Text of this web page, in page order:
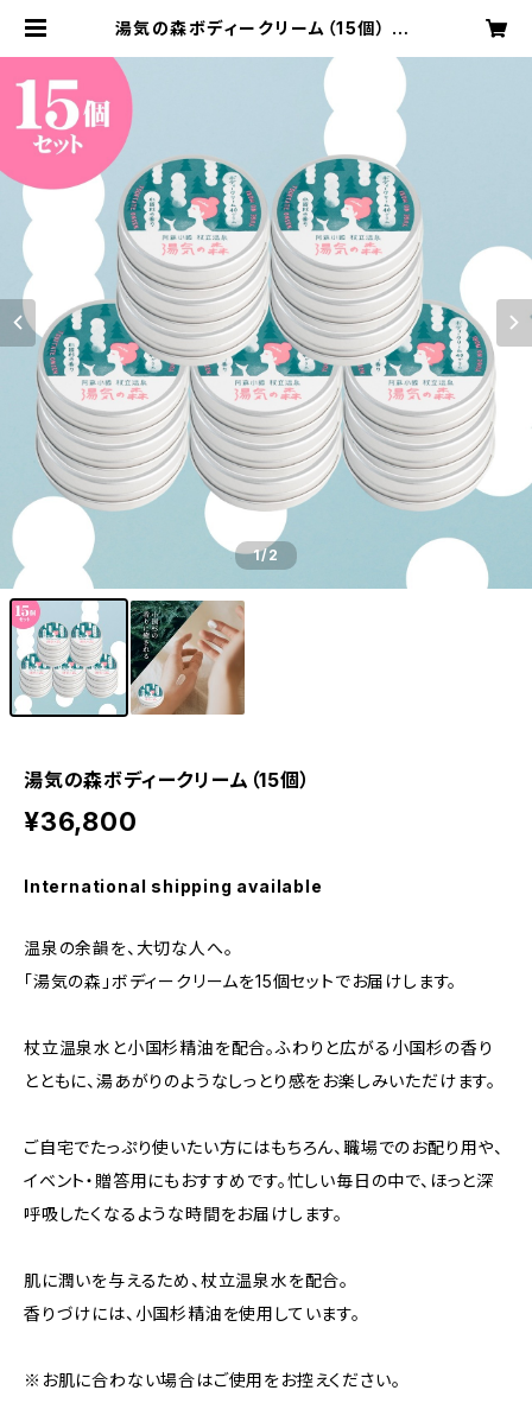
湯気の森ボディークリーム（15個） | y
1/2
湯気の森ボディークリーム（15個）
¥36,800
International shipping available
温泉の余韻を、大切な人へ。
「湯気の森」ボディークリームを15個セットでお届けします。
杖立温泉水と小国杉精油を配合。ふわりと広がる小国杉の香り
とともに、湯あがりのようなしっとり感をお楽しみいただけます。
ご自宅でたっぷり使いたい方にはもちろん、職場でのお配り用や、
イベント・贈答用にもおすすめです。忙しい毎日の中で、ほっと深
呼吸したくなるような時間をお届けします。
肌に潤いを与えるため、杖立温泉水を配合。
香りづけには、小国杉精油を使用しています。
※お肌に合わない場合はご使用をお控えください。